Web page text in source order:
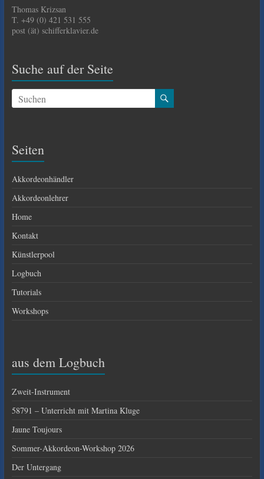
Thomas Krizsan
T. +49 (0) 421 531 555
post (ät) schifferklavier.de
Suche auf der Seite
Seiten
Akkordeonhändler
Akkordeonlehrer
Home
Kontakt
Künstlerpool
Logbuch
Tutorials
Workshops
aus dem Logbuch
Zweit-Instrument
58791 – Unterricht mit Martina Kluge
Jaune Toujours
Sommer-Akkordeon-Workshop 2026
Der Untergang